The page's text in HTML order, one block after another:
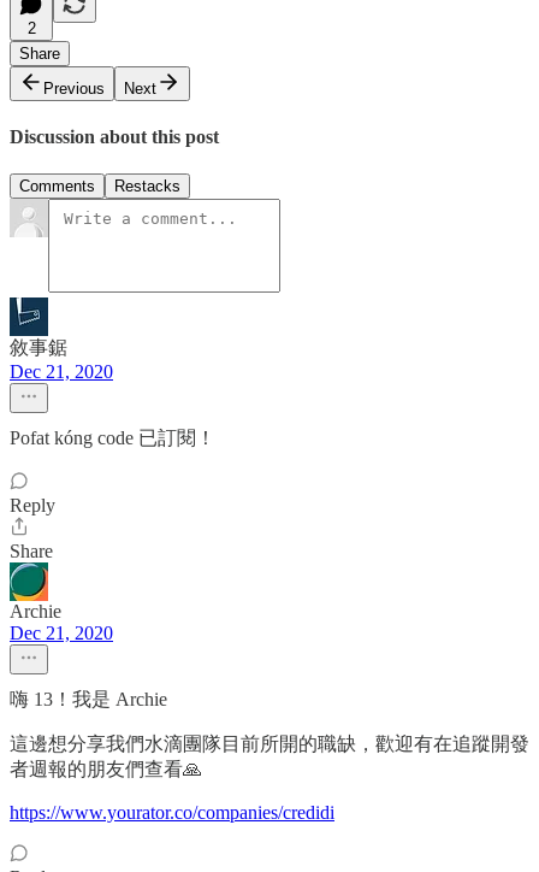
2
Share
Previous
Next
Discussion about this post
Comments Restacks
敘事鋸
Dec 21, 2020
Pofat kóng code 已訂閱！
Reply
Share
Archie
Dec 21, 2020
嗨 13！我是 Archie
這邊想分享我們水滴團隊目前所開的職缺，歡迎有在追蹤開發
者週報的朋友們查看🙏
https://www.yourator.co/companies/credidi